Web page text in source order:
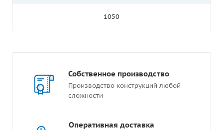
1050
Собственное производство
Производство конструкций любой
сложности
Оперативная доставка